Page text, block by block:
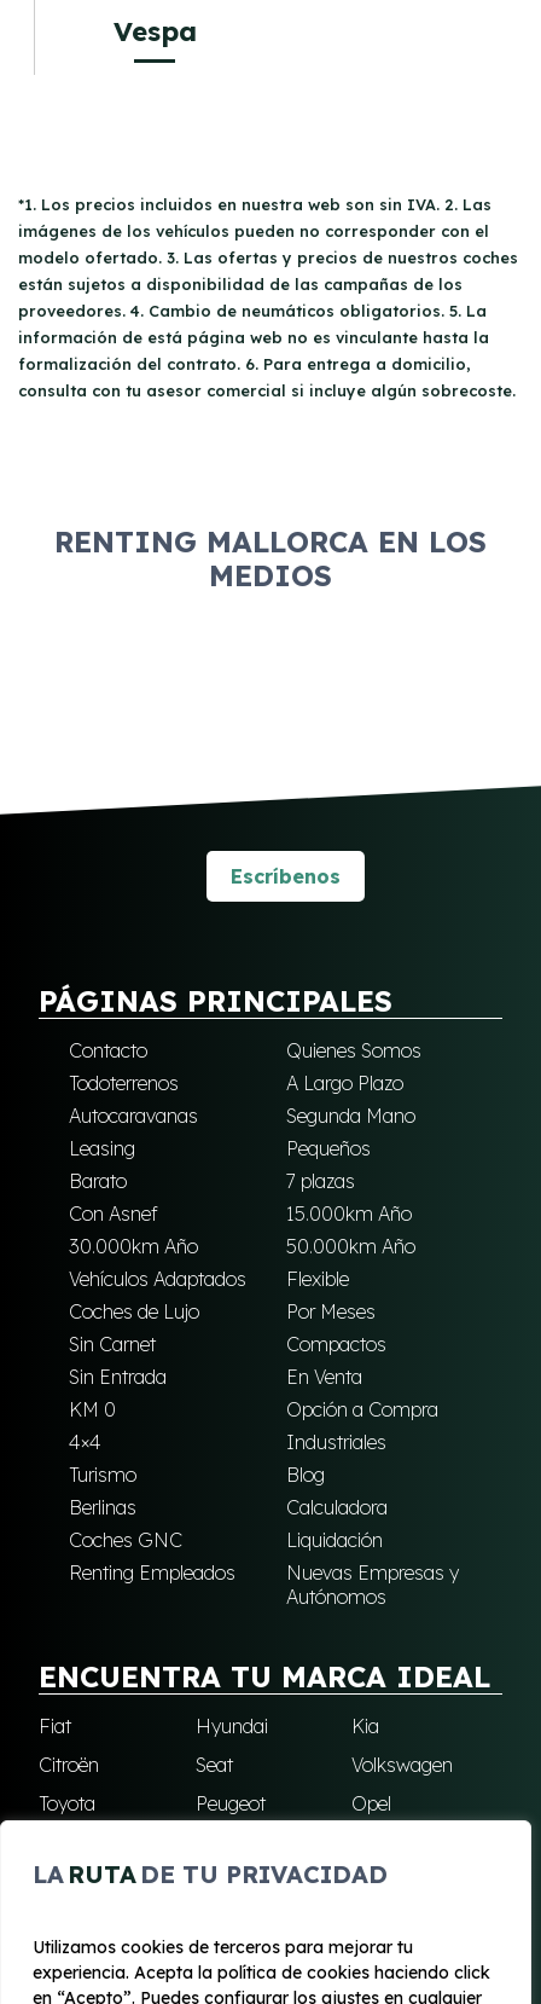
LA RUTA DE TU PRIVACIDAD
Utilizamos cookies de terceros para mejorar tu
experiencia. Acepta la política de cookies haciendo click
en “Acepto”. Puedes configurar los ajustes en cualquier
Vespa
*1. Los precios incluidos en nuestra web son sin IVA. 2. Las
imágenes de los vehículos pueden no corresponder con el
modelo ofertado. 3. Las ofertas y precios de nuestros coches
están sujetos a disponibilidad de las campañas de los
proveedores. 4. Cambio de neumáticos obligatorios. 5. La
información de está página web no es vinculante hasta la
formalización del contrato. 6. Para entrega a domicilio,
consulta con tu asesor comercial si incluye algún sobrecoste.
RENTING MALLORCA EN LOS
MEDIOS
Escríbenos
PÁGINAS PRINCIPALES
Contacto
Quienes Somos
Todoterrenos
A Largo Plazo
Autocaravanas
Segunda Mano
Leasing
Pequeños
Barato
7 plazas
Con Asnef
15.000km Año
30.000km Año
50.000km Año
Vehículos Adaptados
Flexible
Coches de Lujo
Por Meses
Sin Carnet
Compactos
Sin Entrada
En Venta
KM 0
Opción a Compra
4×4
Industriales
Turismo
Blog
Berlinas
Calculadora
Coches GNC
Liquidación
Renting Empleados
Nuevas Empresas y
Autónomos
ENCUENTRA TU MARCA IDEAL
Fiat Hyundai
Kia
Citroën
Seat
Volkswagen
Toyota
Peugeot
Opel
Cupra
Audi
Omoda
Skoda
Ford Todas las marcas